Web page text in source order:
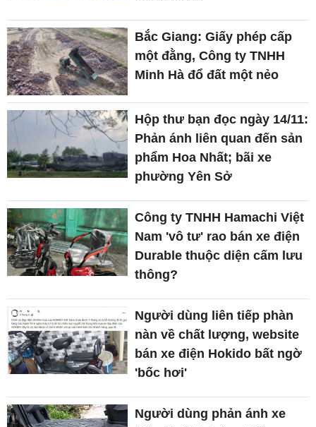
Bắc Giang: Giấy phép cấp
một đằng, Công ty TNHH
Minh Hà đổ đất một nẻo
Hộp thư bạn đọc ngày 14/11:
Phản ánh liên quan đến sản
phẩm Hoa Nhất; bãi xe
phường Yên Sở
Công ty TNHH Hamachi Việt
Nam 'vô tư' rao bán xe điện
Durable thuộc diện cấm lưu
thông?
Người dùng liên tiếp phàn
nàn về chất lượng, website
bán xe điện Hokido bất ngờ
'bốc hơi'
Người dùng phản ánh xe